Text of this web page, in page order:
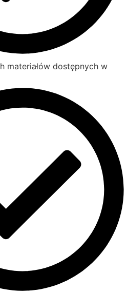
materiałów dostępnych w